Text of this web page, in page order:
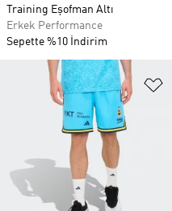
Training Eşofman Altı
Erkek Performance
Sepette %10 İndirim